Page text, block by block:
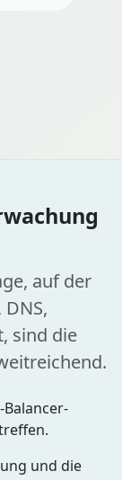
auf der
sind die
und die